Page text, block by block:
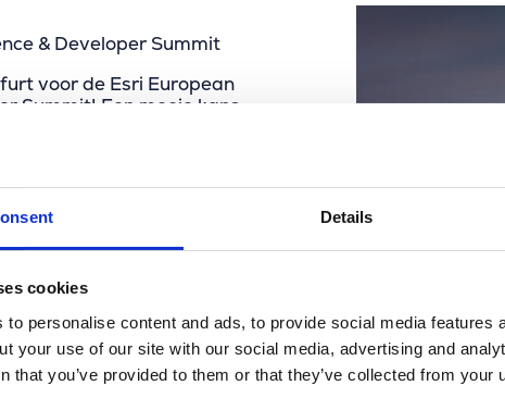
Details
cookies
to personalise content and ads, to provide social media features
your use of our site with our social media, advertising and
that you’ve provided to them or that they’ve collected from your
& Developer Summit
voor de Esri European
Summit! Een mooie kans
te ontmoeten en te
laten werken.
oplossing die geospatiale
Geen gedoe meer met
GIS-teams zich kunnen
van complexiteit
Twin zien, de ArcGIS Pro
en
gedurende de hele